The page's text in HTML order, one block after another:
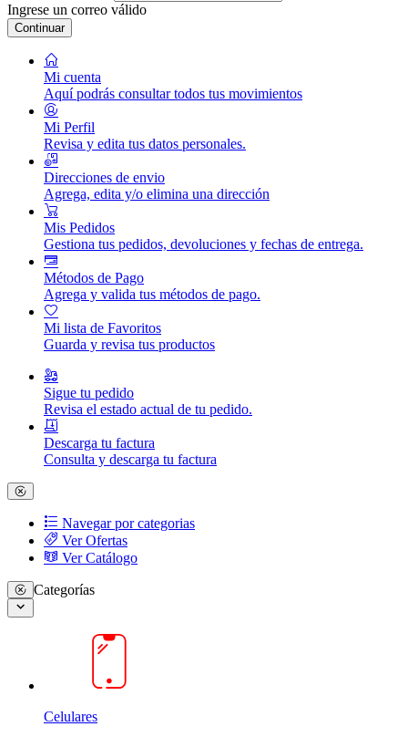
Ingrese un correo válido
Continuar
Mi cuenta
Aquí podrás consultar todos tus movimientos
Mi Perfil
Revisa y edita tus datos personales.
Direcciones de envio
Agrega, edita y/o elimina una dirección
Mis Pedidos
Gestiona tus pedidos, devoluciones y fechas de entrega.
Métodos de Pago
Agrega y valida tus métodos de pago.
Mi lista de Favoritos
Guarda y revisa tus productos
Sigue tu pedido
Revisa el estado actual de tu pedido.
Descarga tu factura
Consulta y descarga tu factura
Navegar por categorias
Ver Ofertas
Ver Catálogo
Categorías
Celulares